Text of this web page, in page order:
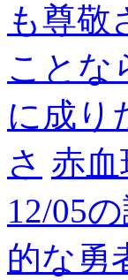
も尊敬
ことな
に成り
さ 赤血
12/05
的な勇